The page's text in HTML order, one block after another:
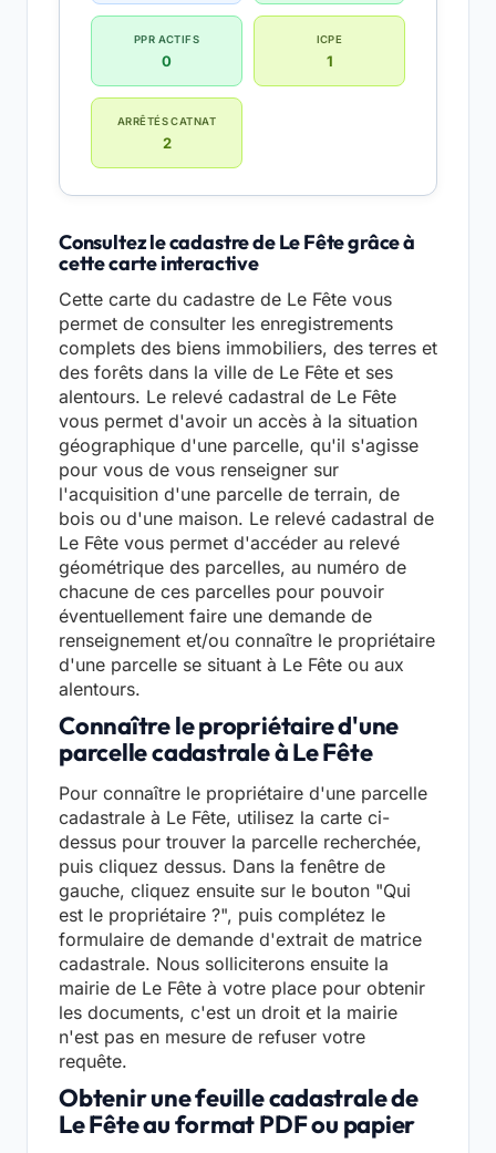
PPR ACTIFS
0
ICPE
1
ARRÊTÉS CATNAT
2
Consultez le cadastre de Le Fête grâce à
cette carte interactive
Cette carte du cadastre de Le Fête vous
permet de consulter les enregistrements
complets des biens immobiliers, des terres et
des forêts dans la ville de Le Fête et ses
alentours. Le relevé cadastral de Le Fête
vous permet d'avoir un accès à la situation
géographique d'une parcelle, qu'il s'agisse
pour vous de vous renseigner sur
l'acquisition d'une parcelle de terrain, de
bois ou d'une maison. Le relevé cadastral de
Le Fête vous permet d'accéder au relevé
géométrique des parcelles, au numéro de
chacune de ces parcelles pour pouvoir
éventuellement faire une demande de
renseignement et/ou connaître le propriétaire
d'une parcelle se situant à Le Fête ou aux
alentours.
Connaître le propriétaire d'une
parcelle cadastrale à Le Fête
Pour connaître le propriétaire d'une parcelle
cadastrale à Le Fête, utilisez la carte ci-
dessus pour trouver la parcelle recherchée,
puis cliquez dessus. Dans la fenêtre de
gauche, cliquez ensuite sur le bouton "Qui
est le propriétaire ?", puis complétez le
formulaire de demande d'extrait de matrice
cadastrale. Nous solliciterons ensuite la
mairie de Le Fête à votre place pour obtenir
les documents, c'est un droit et la mairie
n'est pas en mesure de refuser votre
requête.
Obtenir une feuille cadastrale de
Le Fête au format PDF ou papier